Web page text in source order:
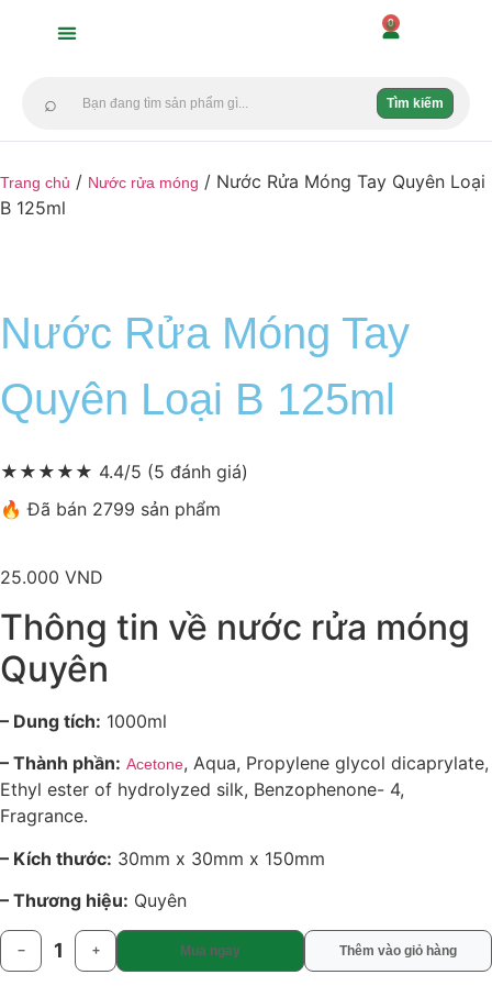
0
⌕ Tìm kiếm
Trang chủ / Nước rửa móng / Nước Rửa Móng Tay Quyên Loại
B 125ml
Nước Rửa Móng Tay
Quyên Loại B 125ml
★ ★ ★ ★ ★ 4.4/5 (5 đánh giá)
🔥 Đã bán 2799 sản phẩm
25.000 VND
Thông tin về nước rửa móng
Quyên
– Dung tích: 1000ml
– Thành phần: Acetone, Aqua, Propylene glycol dicaprylate,
Ethyl ester of hydrolyzed silk, Benzophenone- 4,
Fragrance.
– Kích thước: 30mm x 30mm x 150mm
– Thương hiệu: Quyên
− 1 + Mua ngay Thêm vào giỏ hàng